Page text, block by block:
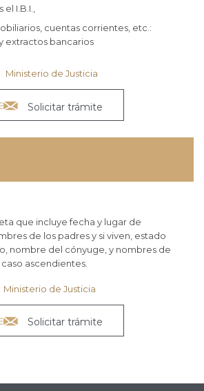
I.B.I.,
cuentas corrientes, etc.:
extractos bancarios
Ministerio de Justicia
Solicitar trámite
que incluye fecha y lugar de
de los padres y si viven, estado
nombre del cónyuge, y nombres de
ascendientes.
Ministerio de Justicia
Solicitar trámite